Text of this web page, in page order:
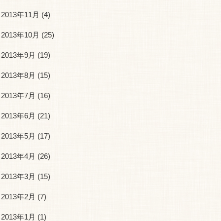
2013年11月 (4)
2013年10月 (25)
2013年9月 (19)
2013年8月 (15)
2013年7月 (16)
2013年6月 (21)
2013年5月 (17)
2013年4月 (26)
2013年3月 (15)
2013年2月 (7)
2013年1月 (1)